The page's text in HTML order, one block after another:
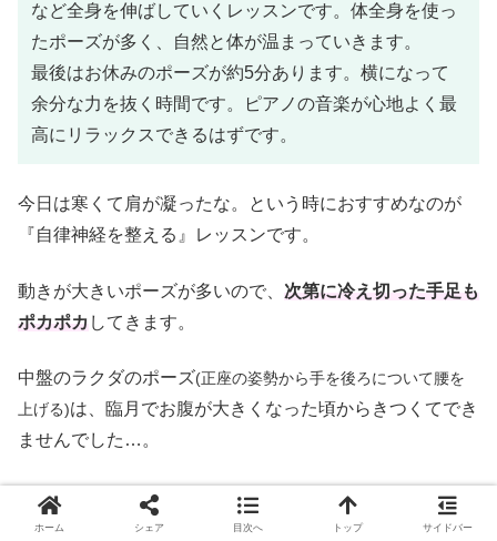
など全身を伸ばしていくレッスンです。体全身を使っ
たポーズが多く、自然と体が温まっていきます。
最後はお休みのポーズが約5分あります。横になって
余分な力を抜く時間です。ピアノの音楽が心地よく最
高にリラックスできるはずです。
今日は寒くて肩が凝ったな。という時におすすめなのが
『自律神経を整える』レッスンです。
動きが大きいポーズが多いので、 次第に冷え切った手足も
ポカポカ してきます。
中盤のラクダのポーズ(正座の姿勢から手を後ろについて腰を
上げる)は、臨月でお腹が大きくなった頃からきつくてでき
ませんでした…。
最後にある横になる時間は、本当に極上の気持ち良さで
す。仕事や家事に頑張った自分へご褒美の時間にぜひ活用
ホーム シェア 目次へ トップ サイドバー